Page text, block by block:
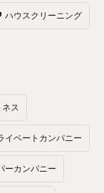
ハウスクリーニング
ス
イベートカンパニー
ーカンパニー